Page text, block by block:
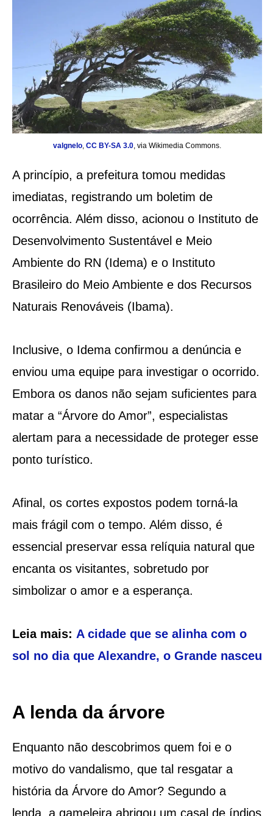
valgnelo, CC BY-SA 3.0, via Wikimedia Commons.
A princípio, a prefeitura tomou medidas
imediatas, registrando um boletim de
ocorrência. Além disso, acionou o Instituto de
Desenvolvimento Sustentável e Meio
Ambiente do RN (Idema) e o Instituto
Brasileiro do Meio Ambiente e dos Recursos
Naturais Renováveis (Ibama).
Inclusive, o Idema confirmou a denúncia e
enviou uma equipe para investigar o ocorrido.
Embora os danos não sejam suficientes para
matar a “Árvore do Amor”, especialistas
alertam para a necessidade de proteger esse
ponto turístico.
Afinal, os cortes expostos podem torná-la
mais frágil com o tempo. Além disso, é
essencial preservar essa relíquia natural que
encanta os visitantes, sobretudo por
simbolizar o amor e a esperança.
Leia mais: A cidade que se alinha com o
sol no dia que Alexandre, o Grande nasceu
A lenda da árvore
Enquanto não descobrimos quem foi e o
motivo do vandalismo, que tal resgatar a
história da Árvore do Amor? Segundo a
lenda, a gameleira abrigou um casal de índios